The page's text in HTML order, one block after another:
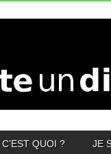
QUOI ? JE